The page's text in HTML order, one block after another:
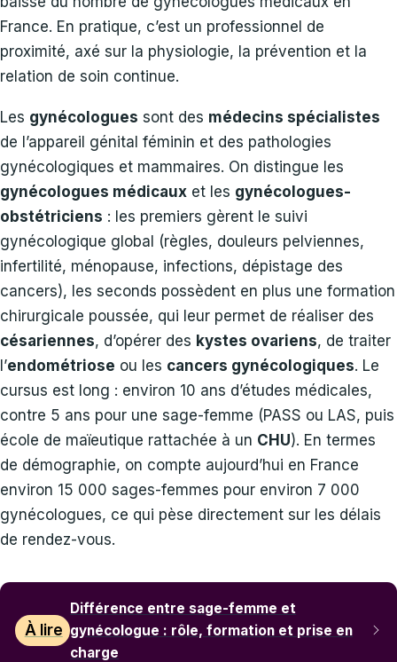
France. En pratique, c’est un professionnel de
proximité, axé sur la physiologie, la prévention et la
relation de soin continue.
Les gynécologues sont des médecins spécialistes
de l’appareil génital féminin et des pathologies
gynécologiques et mammaires. On distingue les
gynécologues médicaux et les gynécologues-
obstétriciens : les premiers gèrent le suivi
gynécologique global (règles, douleurs pelviennes,
infertilité, ménopause, infections, dépistage des
cancers), les seconds possèdent en plus une formation
chirurgicale poussée, qui leur permet de réaliser des
césariennes, d’opérer des kystes ovariens, de traiter
l’endométriose ou les cancers gynécologiques. Le
cursus est long : environ 10 ans d’études médicales,
contre 5 ans pour une sage-femme (PASS ou LAS, puis
école de maïeutique rattachée à un CHU). En termes
de démographie, on compte aujourd’hui en France
environ 15 000 sages-femmes pour environ 7 000
gynécologues, ce qui pèse directement sur les délais
de rendez-vous.
À lire
Différence entre sage-femme et
gynécologue : rôle, formation et prise en
charge